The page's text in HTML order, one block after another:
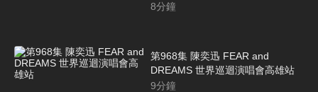
8分鐘
第968集 陳奕迅 FEAR and
DREAMS 世界巡迴演唱會高雄站
9分鐘